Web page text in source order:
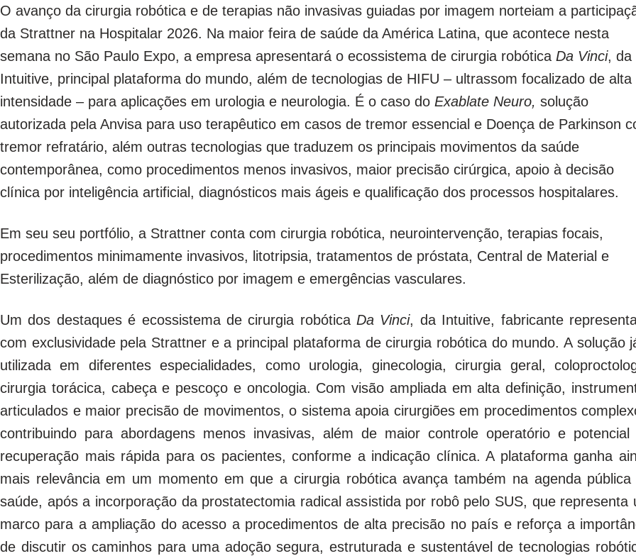
O avanço da cirurgia robótica e de terapias não invasivas guiadas por imagem norteiam a
da Strattner na Hospitalar 2026. Na maior feira de saúde da América Latina, que acontece nesta
semana no São Paulo Expo, a empresa apresentará o ecossistema de cirurgia robótica Da Vinci, da
Intuitive, principal plataforma do mundo, além de tecnologias de HIFU – ultrassom focalizado de alta
intensidade – para aplicações em urologia e neurologia. É o caso do Exablate Neuro, solução
autorizada pela Anvisa para uso terapêutico em casos de tremor essencial e Doença de Parkinson
tremor refratário, além outras tecnologias que traduzem os principais movimentos da saúde
contemporânea, como procedimentos menos invasivos, maior precisão cirúrgica, apoio à decisão
clínica por inteligência artificial, diagnósticos mais ágeis e qualificação dos processos hospitalares.
Em seu seu portfólio, a Strattner conta com cirurgia robótica, neurointervenção, terapias focais,
procedimentos minimamente invasivos, litotripsia, tratamentos de próstata, Central de Material e
Esterilização, além de diagnóstico por imagem e emergências vasculares.
Um dos destaques é ecossistema de cirurgia robóticaDa Vinci, da Intuitive, fabricante
com exclusividade pela Strattner e a principal plataforma de cirurgia robótica do mundo. A solução
utilizada em diferentes especialidades, como urologia, ginecologia, cirurgia geral,
cirurgia torácica, cabeça e pescoço e oncologia. Com visão ampliada em alta definição,
articulados e maior precisão de movimentos, o sistema apoia cirurgiões em procedimentos
contribuindo para abordagens menos invasivas, além de maior controle operatório e potencial
recuperação mais rápida para os pacientes, conforme a indicação clínica. A plataforma ganha
mais relevância em um momento em que a cirurgia robótica avança também na agenda pública
saúde, após a incorporação da prostatectomia radical assistida por robô pelo SUS, que representa
marco para a ampliação do acesso a procedimentos de alta precisão no país e reforça a
de discutir os caminhos para uma adoção segura, estruturada e sustentável de tecnologias